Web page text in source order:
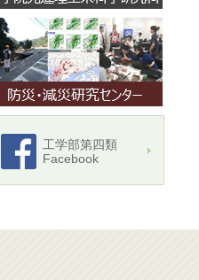
工学部第四類
Facebook